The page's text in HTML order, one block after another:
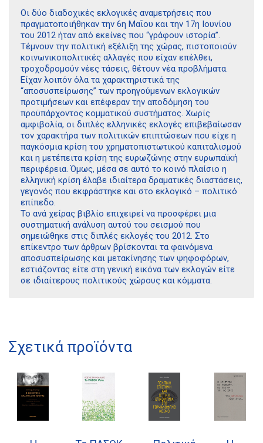
Οι δύο διαδοχικές εκλογικές αναμετρήσεις που
πραγματοποιήθηκαν την 6η Μαΐου και την 17η Ιουνίου
του 2012 ήταν από εκείνες που “γράφουν ιστορία”.
Τέμνουν την πολιτική εξέλιξη της χώρας, πιστοποιούν
κοινωνικοπολιτικές αλλαγές που είχαν επέλθει,
τροχοδρομούν νέες τάσεις, θέτουν νέα προβλήματα.
Είχαν λοιπόν όλα τα χαρακτηριστικά της
“αποσυσπείρωσης” των προηγούμενων εκλογικών
προτιμήσεων και επέφεραν την αποδόμηση του
προϋπάρχοντος κομματικού συστήματος. Χωρίς
αμφιβολία, οι διπλές ελληνικές εκλογές επιβεβαίωσαν
τον χαρακτήρα των πολιτικών επιπτώσεων που είχε η
παγκόσμια κρίση του χρηματοπιστωτικού καπιταλισμού
και η μετέπειτα κρίση της ευρωζώνης στην ευρωπαϊκή
περιφέρεια. Όμως, μέσα σε αυτό το κοινό πλαίσιο η
ελληνική κρίση έλαβε ιδιαίτερα δραματικές διαστάσεις,
γεγονός που εκφράστηκε και στο εκλογικό – πολιτικό
επίπεδο.
Το ανά χείρας βιβλίο επιχειρεί να προσφέρει μια
συστηματική ανάλυση αυτού του σεισμού που
σημειώθηκε στις διπλές εκλογές του 2012. Στο
επίκεντρο των άρθρων βρίσκονται τα φαινόμενα
αποσυσπείρωσης και μετακίνησης των ψηφοφόρων,
εστιάζοντας είτε στη γενική εικόνα των εκλογών είτε
σε ιδιαίτερους πολιτικούς χώρους και κόμματα.
Σχετικά προϊόντα
kombrai.bs@gmail.com